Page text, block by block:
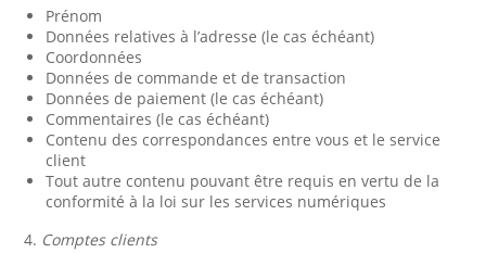
Prénom
Données relatives à l’adresse (le cas échéant)
Coordonnées
Données de commande et de transaction
Données de paiement (le cas échéant)
Commentaires (le cas échéant)
Contenu des correspondances entre vous et le service
client
Tout autre contenu pouvant être requis en vertu de la
conformité à la loi sur les services numériques
4. Comptes clients